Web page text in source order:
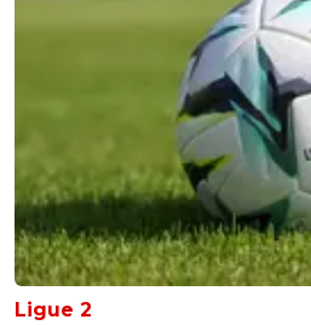
Ligue 2